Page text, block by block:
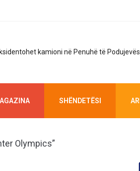
kamioni në Penuhë të
SHËNDETËSI